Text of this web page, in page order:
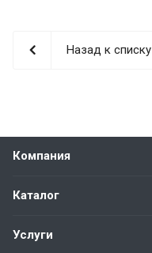
Назад к списку
Компания
Каталог
Услуги